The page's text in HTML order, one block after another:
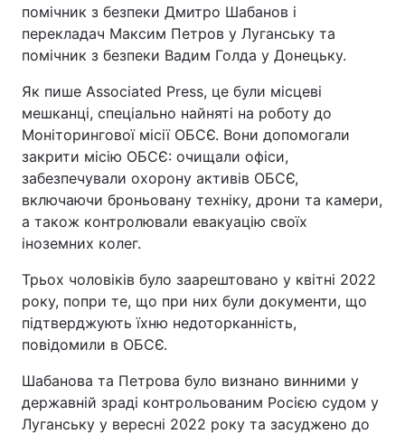
помічник з безпеки Дмитро Шабанов і
перекладач Максим Петров у Луганську та
помічник з безпеки Вадим Голда у Донецьку.
Як пише Associated Press, це були місцеві
мешканці, спеціально найняті на роботу до
Моніторингової місії ОБСЄ. Вони допомогали
закрити місію ОБСЄ: очищали офіси,
забезпечували охорону активів ОБСЄ,
включаючи броньовану техніку, дрони та камери,
а також контролювали евакуацію своїх
іноземних колег.
Трьох чоловіків було заарештовано у квітні 2022
року, попри те, що при них були документи, що
підтверджують їхню недоторканність,
повідомили в ОБСЄ.
Шабанова та Петрова було визнано винними у
державній зраді контрольованим Росією судом у
Луганську у вересні 2022 року та засуджено до